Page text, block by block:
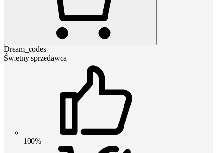
Dream_codes
Świetny sprzedawca
100%